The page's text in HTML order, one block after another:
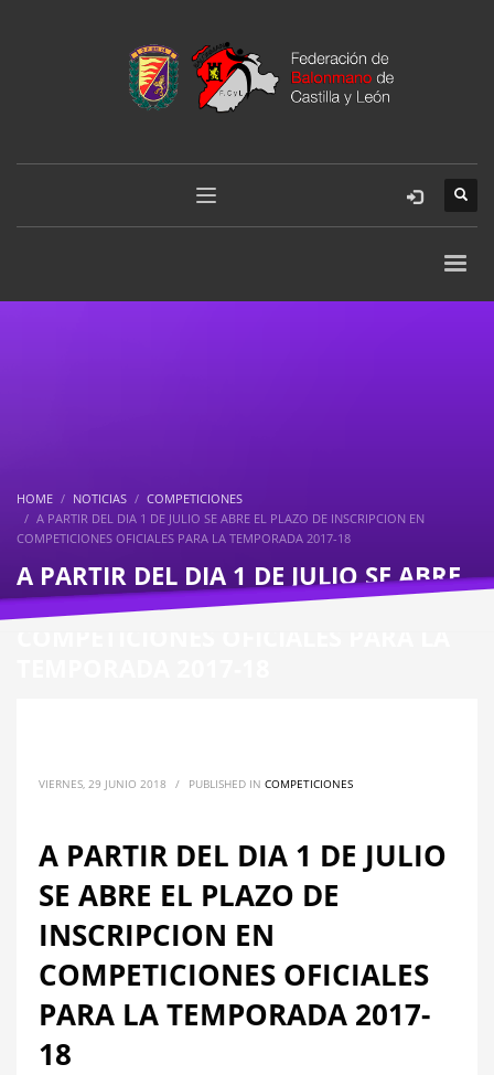
HOME NOTICIAS
COMPETICIONES
A PARTIR DEL DIA 1 DE JULIO SE ABRE EL PLAZO DE INSCRIPCION EN
COMPETICIONES OFICIALES PARA LA TEMPORADA 2017-18
A PARTIR DEL DIA 1 DE JULIO SE ABRE
EL PLAZO DE INSCRIPCION EN
VIERNES, 29 JUNIO 2018 / PUBLISHED IN COMPETICIONES
A PARTIR DEL DIA 1 DE JULIO
SE ABRE EL PLAZO DE
INSCRIPCION EN
COMPETICIONES OFICIALES
PARA LA TEMPORADA 2017-
18